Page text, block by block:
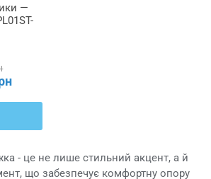
—
- це не лише стильний акцент, а й
що забезпечує комфортну опору